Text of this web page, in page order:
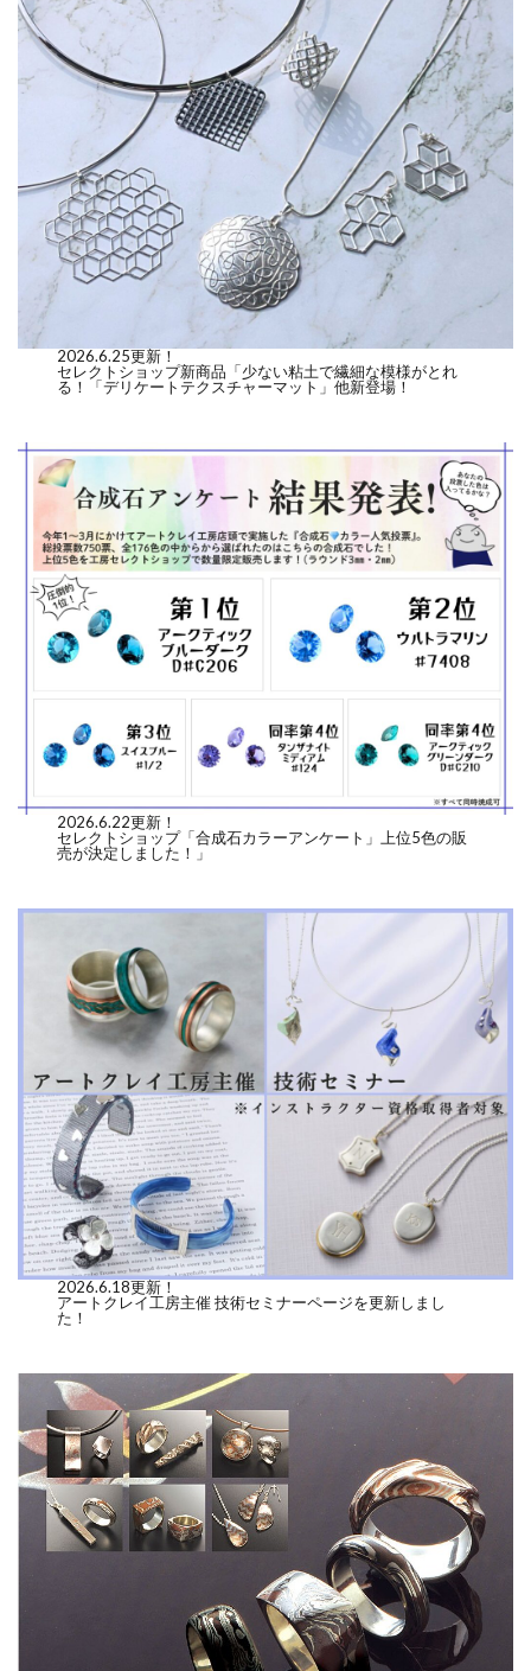
2026.6.25更新！
セレクトショップ新商品「少ない粘土で繊細な模様がとれ
る！「デリケートテクスチャーマット」他新登場！
2026.6.22更新！
セレクトショップ「合成石カラーアンケート」上位5色の販
売が決定しました！」
2026.6.18更新！
アートクレイ工房主催 技術セミナーページを更新しまし
た！